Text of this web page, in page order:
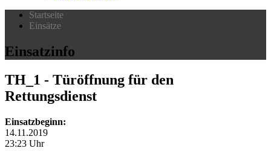
Startseite
Einsätze
Einsatzinfo
TH_1 - Türöffnung für den
Rettungsdienst
Einsatzbeginn:
14.11.2019
23:23 Uhr